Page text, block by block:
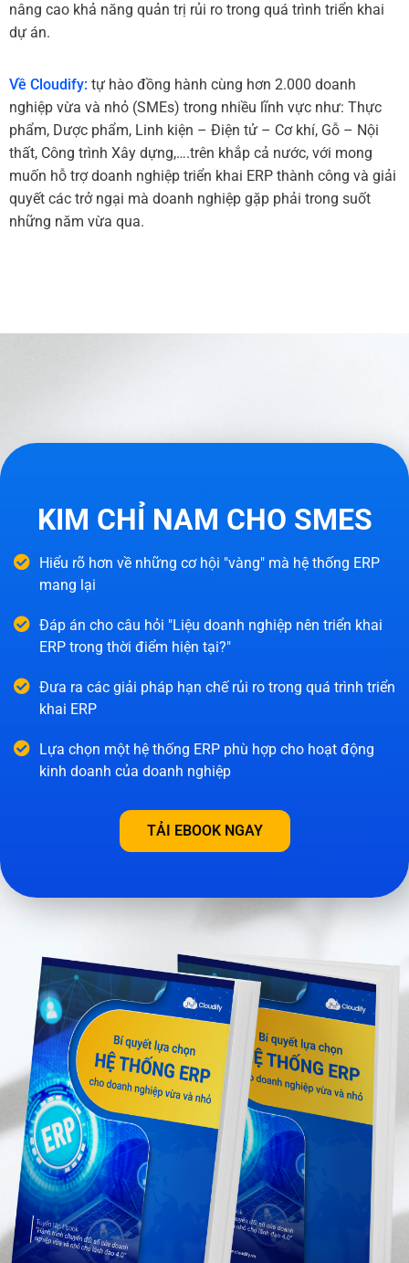
nâng cao khả năng quản trị rủi ro trong quá trình triển khai
dự án.
Về Cloudify: tự hào đồng hành cùng hơn 2.000 doanh
nghiệp vừa và nhỏ (SMEs) trong nhiều lĩnh vực như: Thực
phẩm, Dược phẩm, Linh kiện – Điện tử – Cơ khí, Gỗ – Nội
thất, Công trình Xây dựng,….trên khắp cả nước, với mong
muốn hỗ trợ doanh nghiệp triển khai ERP thành công và giải
quyết các trở ngại mà doanh nghiệp gặp phải trong suốt
những năm vừa qua.
KIM CHỈ NAM CHO SMES
Hiểu rõ hơn về những cơ hội "vàng" mà hệ thống ERP
mang lại
Đáp án cho câu hỏi "Liệu doanh nghiệp nên triển khai
ERP trong thời điểm hiện tại?"
Đưa ra các giải pháp hạn chế rủi ro trong quá trình triển
khai ERP
Lựa chọn một hệ thống ERP phù hợp cho hoạt động
kinh doanh của doanh nghiệp
TẢI EBOOK NGAY